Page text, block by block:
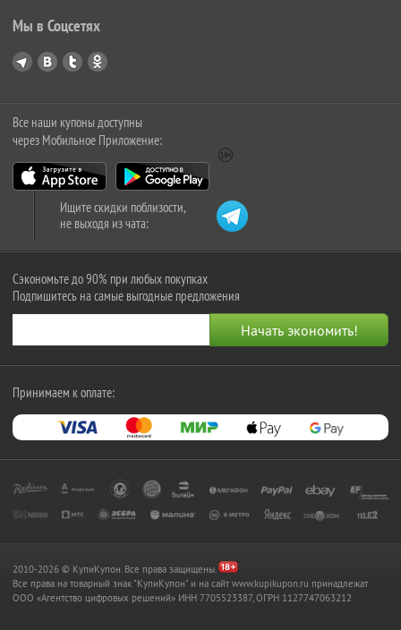
Мы в Соцсетях
Все наши купоны доступны
через Мобильное Приложение:
Ищите скидки поблизости,
не выходя из чата:
Сэкономьте до 90% при любых покупках
Подпишитесь на самые выгодные предложения
Принимаем к оплате:
2010-2026 © КупиКупон. Все права защищены.
Все права на товарный знак "КупиКупон" и на сайт www.kupikupon.ru принадлежат
OOO «Агентство цифровых решений» ИНН 7705523387, ОГРН 1127747063212